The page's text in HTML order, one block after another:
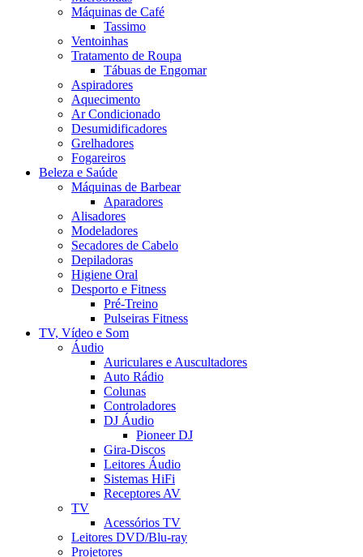
Máquinas de Café
Tassimo
Ventoinhas
Tratamento de Roupa
Tábuas de Engomar
Aspiradores
Aquecimento
Ar Condicionado
Desumidificadores
Grelhadores
Fogareiros
Beleza e Saúde
Máquinas de Barbear
Aparadores
Alisadores
Modeladores
Secadores de Cabelo
Depiladoras
Higiene Oral
Desporto e Fitness
Pré-Treino
Pulseiras Fitness
TV, Vídeo e Som
Áudio
Auriculares e Auscultadores
Auto Rádio
Colunas
Controladores
DJ Áudio
Pioneer DJ
Gira-Discos
Leitores Áudio
Sistemas HiFi
Receptores AV
TV
Acessórios TV
Leitores DVD/Blu-ray
Projetores